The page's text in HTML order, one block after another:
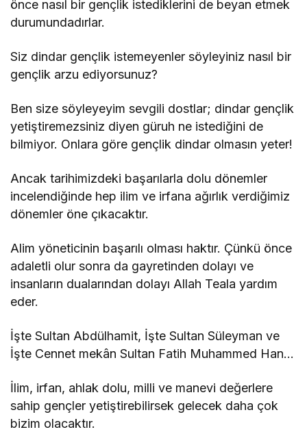
önce nasıl bir gençlik istediklerini de beyan etmek
durumundadırlar.
Siz dindar gençlik istemeyenler söyleyiniz nasıl bir
gençlik arzu ediyorsunuz?
Ben size söyleyeyim sevgili dostlar; dindar gençlik
yetiştiremezsiniz diyen güruh ne istediğini de
bilmiyor. Onlara göre gençlik dindar olmasın yeter!
Ancak tarihimizdeki başarılarla dolu dönemler
incelendiğinde hep ilim ve irfana ağırlık verdiğimiz
dönemler öne çıkacaktır.
Alim yöneticinin başarılı olması haktır. Çünkü önce
adaletli olur sonra da gayretinden dolayı ve
insanların dualarından dolayı Allah Teala yardım
eder.
İşte Sultan Abdülhamit, İşte Sultan Süleyman ve
İşte Cennet mekân Sultan Fatih Muhammed Han…
İlim, irfan, ahlak dolu, milli ve manevi değerlere
sahip gençler yetiştirebilirsek gelecek daha çok
bizim olacaktır.